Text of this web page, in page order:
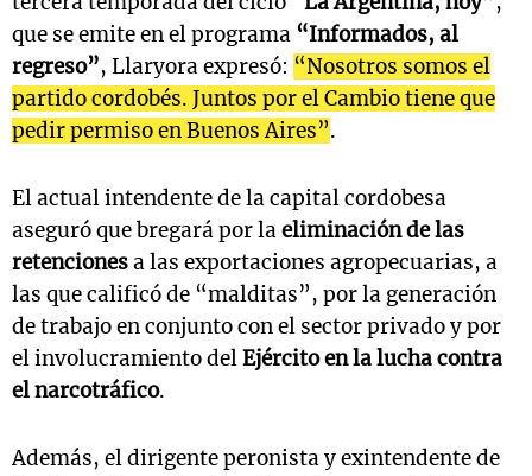
que se emite en el programa “Informados, al
regreso”, Llaryora expresó: “Nosotros somos el
partido cordobés. Juntos por el Cambio tiene que
pedir permiso en Buenos Aires”.
El actual intendente de la capital cordobesa
aseguró que bregará por laeliminación de las
retencionesa las exportaciones agropecuarias, a
las que calificó de “malditas”, por la generación
de trabajo en conjunto con el sector privado y por
el involucramiento delEjército en la lucha contra
el narcotráfico.
Además, el dirigente peronista y exintendente de